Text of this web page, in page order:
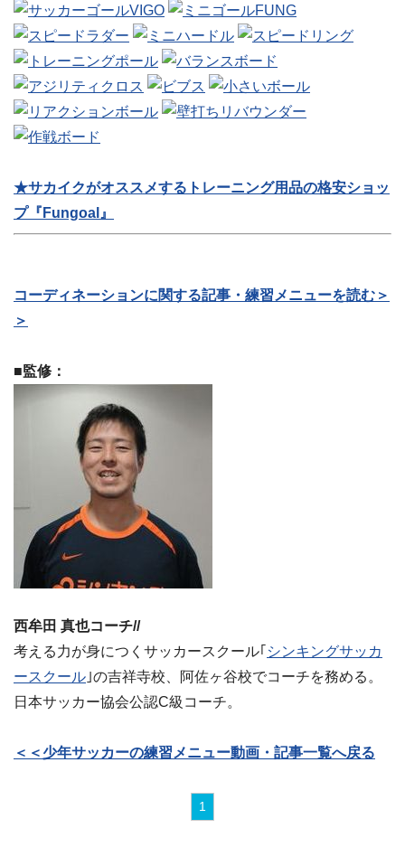
★サカイクがオススメするトレーニング用品の格安ショッ
プ『Fungoal』
コーディネーションに関する記事・練習メニューを読む＞
＞
■監修：
西牟田 真也コーチ//
考える力が身につくサッカースクール｢ シンキングサッカ
ースクール ｣の吉祥寺校、阿佐ヶ谷校でコーチを務める。
日本サッカー協会公認C級コーチ。
＜＜少年サッカーの練習メニュー動画・記事一覧へ戻る
1